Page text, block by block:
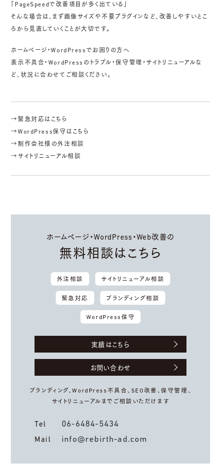
「PageSpeedで改善項目が多く出ている」
そんな場合は、まず画像サイズや不要プラグインなど、改善しやすいとこ
ろから見直していくことが大切です。
ホームページ・WordPressでお困りの方へ
表示不具合・WordPressのトラブル・保守管理・サイトリニューアルな
ど、状況に合わせてご相談ください。
→緊急対応はこちら
→WordPress保守はこちら
→制作会社様の外注相談
→サイトリニューアル相談
ホームページ・WordPress・Web改善の
無料相談はこちら
外注相談 サイトリニューアル相談
緊急対応 ブランディング相談
WordPress保守
実績はこちら
お問い合わせ
ブランディング、WordPress不具合、 SEO改善、保守管理、
サイトリニューアルまでご相談いただけます
Tel 06-6484-5434
Mail info@rebirth-ad.com